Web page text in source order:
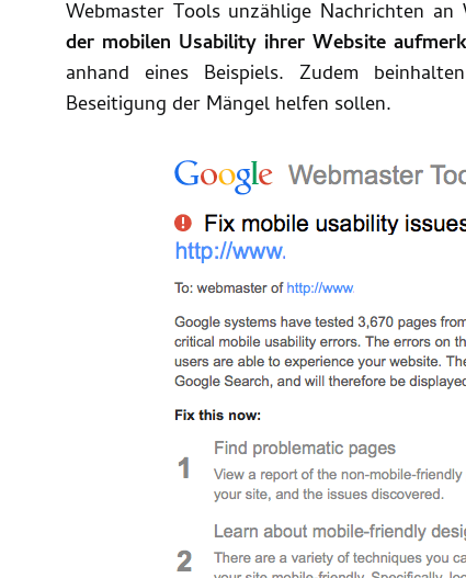
Webmaster Tools unzählige Nachrichten
der mobilen Usability ihrer Website
anhand eines Beispiels. Zudem
Beseitigung der Mängel helfen sollen.